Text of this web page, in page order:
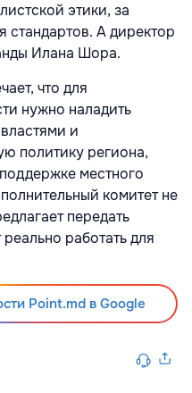
этики, за
стандартов. А директор
Илана Шора.
что для
нужно наладить
и
политику региона,
местного
комитет не
передать
работать для
Point.md в Google